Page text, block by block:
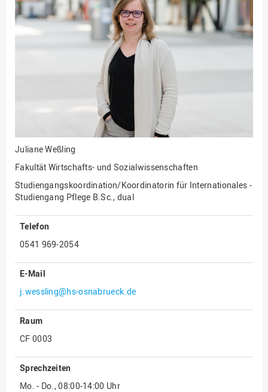
Fakultät
Ingenieurwissenschaften
und Informatik
Fakultät Management,
Fakultät Wirtschafts- und
Sozialwissenschaften
Forschung, Kooperation,
Drittmittel
Gebäude und Technik
Gesellschaftliches
Engagement
Gleichstellungsbüro
strategie
Innenrevision
IT Service Center
Kommunikation und
Marketing
LearningCenter
Juliane Weßling
Fakultät Wirtschafts- und Sozialwissenschaften
Studiengangskoordination/Koordinatorin für Internationales -
Studiengang Pflege B.Sc., dual
Telefon
0541 969-2054
E-Mail
j.wessling@hs-osnabrueck.de
Raum
CF 0003
Sprechzeiten
Mo. - Do., 08:00-14:00 Uhr